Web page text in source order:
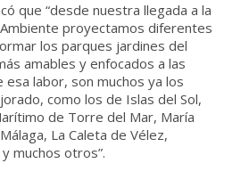
que “desde nuestra llegada a la
proyectamos diferentes
los parques jardines del
amables y enfocados a las
labor, son muchos ya los
como los de Islas del Sol,
de Torre del Mar, María
La Caleta de Vélez,
muchos otros”.